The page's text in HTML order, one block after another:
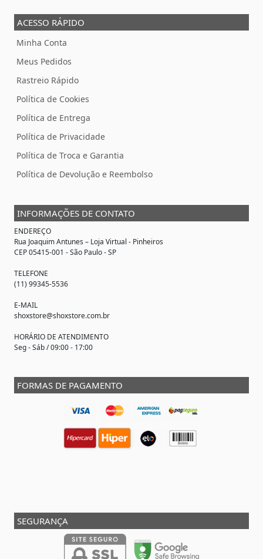
ACESSO RÁPIDO
Minha Conta
Meus Pedidos
Rastreio Rápido
Política de Cookies
Política de Entrega
Política de Privacidade
Política de Troca e Garantia
Política de Devolução e Reembolso
INFORMAÇÕES DE CONTATO
ENDEREÇO
Rua Joaquim Antunes – Loja Virtual - Pinheiros
CEP 05415-001 - São Paulo - SP
TELEFONE
(11) 99345-5536
E-MAIL
shoxstore@shoxstore.com.br
HORÁRIO DE ATENDIMENTO
Seg - Sáb / 09:00 - 17:00
FORMAS DE PAGAMENTO
SEGURANÇA